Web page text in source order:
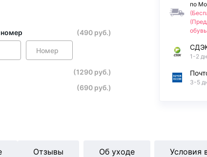
(490 руб.)
(1290 руб.)
(690 руб.)
по
1-2
3-5
Отзывы Об уходе Условия